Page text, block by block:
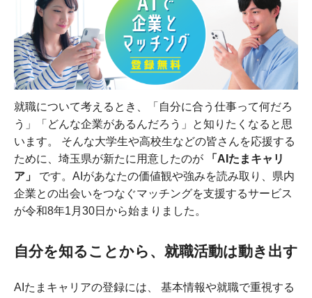
就職について考えるとき、「自分に合う仕事って何だろ
う」「どんな企業があるんだろう」と知りたくなると思
います。 そんな大学生や高校生などの皆さんを応援する
ために、埼玉県が新たに用意したのが
「AI たまキャリ
ア」
です。AIがあなたの価値観や強みを読み取り、県内
企業との出会いをつなぐマッチングを支援するサービス
が令和8年1月30日から始まりました。
自分を知ることから、就職活動は動き出す
AIたまキャリアの登録には、 基本情報や就職で重視する